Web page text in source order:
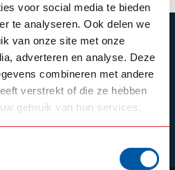
voor social media te bieden
te analyseren. Ook delen we
van onze site met onze
adverteren en analyse. Deze
combineren met andere
verstrekt of die ze hebben
gebruik van hun services.
NEWSLETTER
latest offers